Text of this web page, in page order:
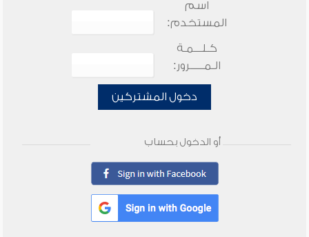
اسم
المستخدم:
كـلـــمـة
الـمـــــرور:
دخول المشتركين
أو الدخول بحساب